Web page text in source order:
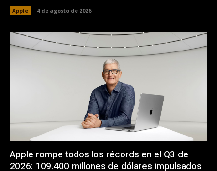
Apple 4 de agosto de 2026
Apple rompe todos los récords en el Q3 de
2026: 109.400 millones de dólares impulsados